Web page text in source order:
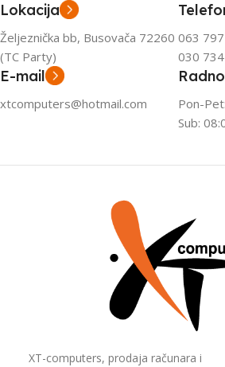
Lokacija
Željeznička bb, Busovača 72260
(TC Party)
063
030
E-mail
xtcomputers@hotmail.com
Pon-
Sub:
XT-computers, prodaja računara i